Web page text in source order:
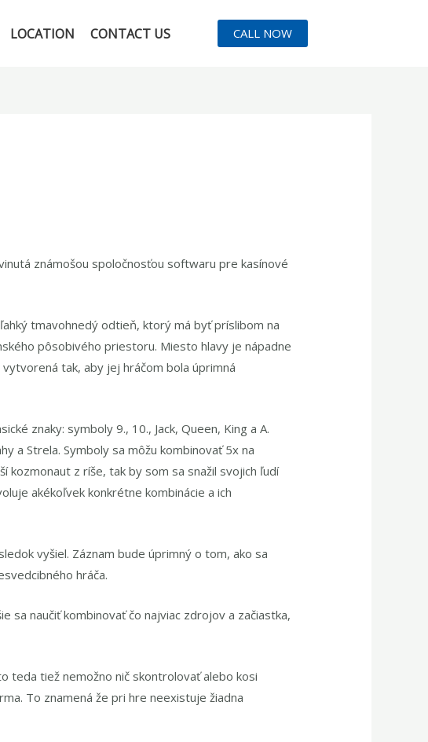
LOCATION CONTACT US CALL NOW
známošou spoločnosťou softwaru pre kasínové
tmavohnedý odtieň, ktorý má byť príslibom na
pôsobivého priestoru. Miesto hlavy je nápadne
tak, aby jej hráčom bola úprimná
znaky: symboly 9., 10., Jack, Queen, King a A.
a Strela. Symboly sa môžu kombinovať 5x na
kozmonaut z ríše, tak by som sa snažil svojich ľudí
akékoľvek konkrétne kombinácie a ich
vyšiel. Záznam bude úprimný o tom, ako sa
hráča.
sa naučiť kombinovať čo najviac zdrojov a začiastka,
teda tiež nemožno nič skontrolovať alebo kosi
To znamená že pri hre neexistuje žiadna